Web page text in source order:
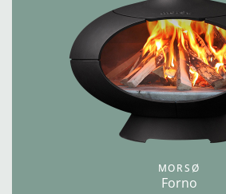
MORSØ
Forno